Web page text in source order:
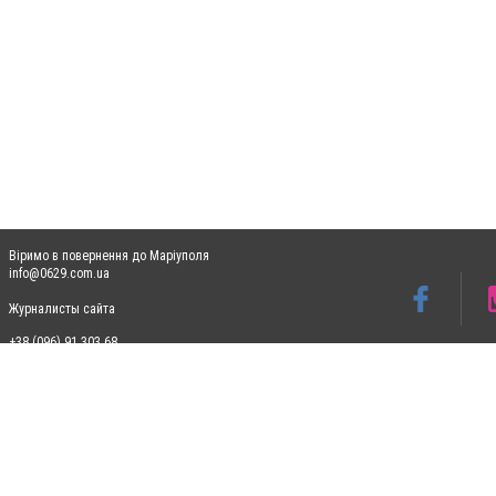
Віримо в повернення до Маріуполя
info@0629.com.ua
Журналисты сайта
+38 (096) 91 303 68